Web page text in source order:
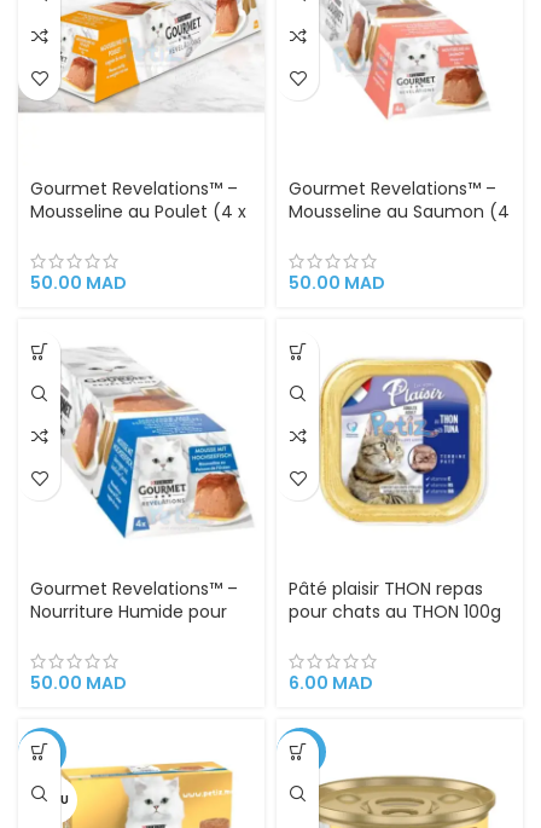
Gourmet Revelations™ –
Mousseline au Poulet (4 x
50.00 MAD
Gourmet Revelations™ –
Mousseline au Saumon (4
50.00 MAD
Gourmet Revelations™ –
Nourriture Humide pour
l’Océan (4 x 57 g)
50.00 MAD
Pâté plaisir THON repas
pour chats au THON 100g
6.00 MAD
-15%
VENDU
-33%